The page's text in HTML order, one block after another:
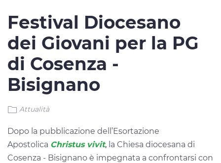
Festival Diocesano
dei Giovani per la PG
di Cosenza -
Bisignano
Attualità
Dopo la pubblicazione dell’Esortazione
Apostolica Christus vivit, la Chiesa diocesana di
Cosenza - Bisignano è impegnata a confrontarsi con